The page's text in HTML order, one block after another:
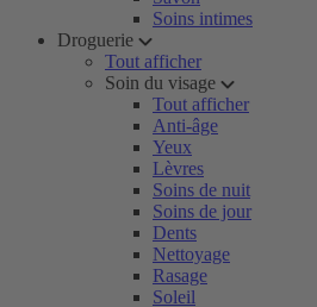
Soins intimes
Droguerie
Tout afficher
Soin du visage
Tout afficher
Anti-âge
Yeux
Lèvres
Soins de nuit
Soins de jour
Dents
Nettoyage
Rasage
Soleil